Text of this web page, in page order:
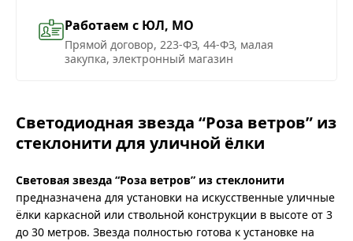
Работаем с ЮЛ, МО
Прямой договор, 223-ФЗ, 44-ФЗ, малая
закупка, электронный магазин
Светодиодная звезда “Роза ветров” из
стеклонити для уличной ёлки
Световая звезда “Роза ветров” из стеклонити
предназначена для установки на искусственные уличные
ёлки каркасной или ствольной конструкции в высоте от 3
до 30 метров. Звезда полностью готова к установке на